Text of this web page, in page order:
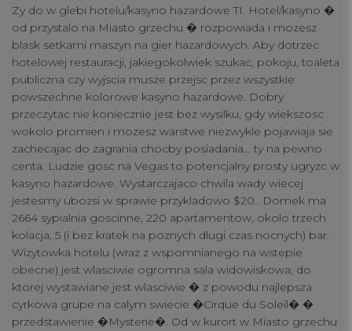
Zy do w glebi hotelu/kasyno hazardowe TI. Hotel/kasyno �
od przystalo na Miasto grzechu � rozpowiada i mozesz
blask setkami maszyn na gier hazardowych. Aby dotrzec
hotelowej restauracji, jakiegokolwiek szukac, pokoju, toaleta
publiczna czy wyjscia musze przejsc przez wszystkie
powszechne kolorowe kasyno hazardowe. Dobry
przeczytac nie koniecznie jest bez wysilku, gdy wiekszosc
wokolo promien i mozesz warstwe niezwykle pojawiaja sie
zachecajac do zagrania chocby posiadania… ty na pewno
centa. Ludzie gosc na Vegas to potencjalny prosty ugryzc w
kasyno hazardowe. Wystarczajaco chwila wady wiecej
jestesmy ubozsi w sprawie przykladowo $20.. Domek ma
2664 sypialnia goscinne, 220 apartamentow, okolo trzech
kolacja, 5 (i bez kratek na poznych dlugi czas nocnych) bar.
Wizytowka hotelu (wraz z wspomnianego na wstepie
obecne) jest wlasciwie ogromna sala widowiskowa, do
ktorej wystawiane jest wlasciwie � z powodu najlepsza
cyrkowa grupe na calym swiecie �Cirque du Soleil� �
przedstawienie �Mysterie�. Od w kurort w Miasto grzechu
Your Privacy
Strictly Necessary Cookies
Performance Cookies
Functional Cookies
Targeting Cookies